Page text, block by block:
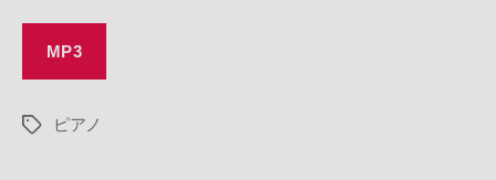
MP3
タ
ピアノ